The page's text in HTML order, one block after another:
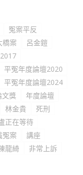
冤案平反
橋案
呂金鎧
平冤年度論壇2020
平冤年度論壇2024
文獎
年度論壇
林金貴
死刑
正在等待
冤案
講座
龍綺 非常上訴